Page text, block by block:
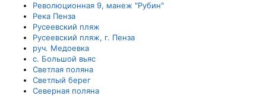
Революционная 9, манеж "Рубин"
Река Пенза
Русеевский пляж
Русеевский пляж, г. Пенза
руч. Медоевка
с. Большой вьяс
Светлая поляна
Светлый берег
Северная поляна